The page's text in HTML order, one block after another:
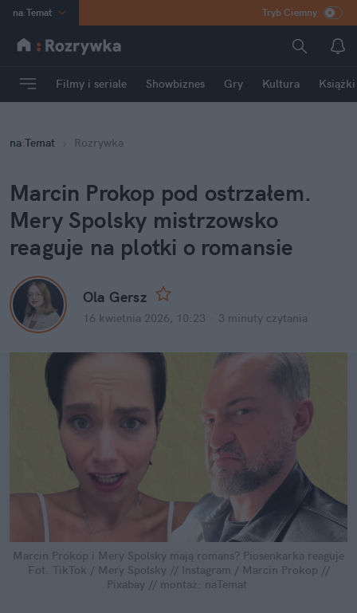
na:Temat
INN Poland
mama
Rozrywka
Tryb Ciemny
Filmy i seriale Showbiznes Gry Kultura Książki
na:Temat Rozrywka
Marcin Prokop pod ostrzałem.
Mery Spolsky mistrzowsko
reaguje na plotki o romansie
Ola Gersz
16 kwietnia 2026, 10:23 3 minuty czytania
Marcin Prokop i Mery Spolsky mają romans? Piosenkarka reaguje
Fot. TikTok / Mery Spolsky // Instagram / Marcin Prokop //
Pixabay // montaż: naTemat